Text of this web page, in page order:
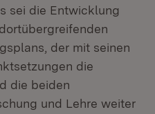
sei die Entwicklung
der mit seinen
die
die beiden
und Lehre weiter